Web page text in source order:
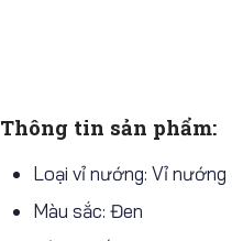
Thông tin sản phẩm:
Loại vỉ nướng: Vỉ nướng
Màu sắc: Đen